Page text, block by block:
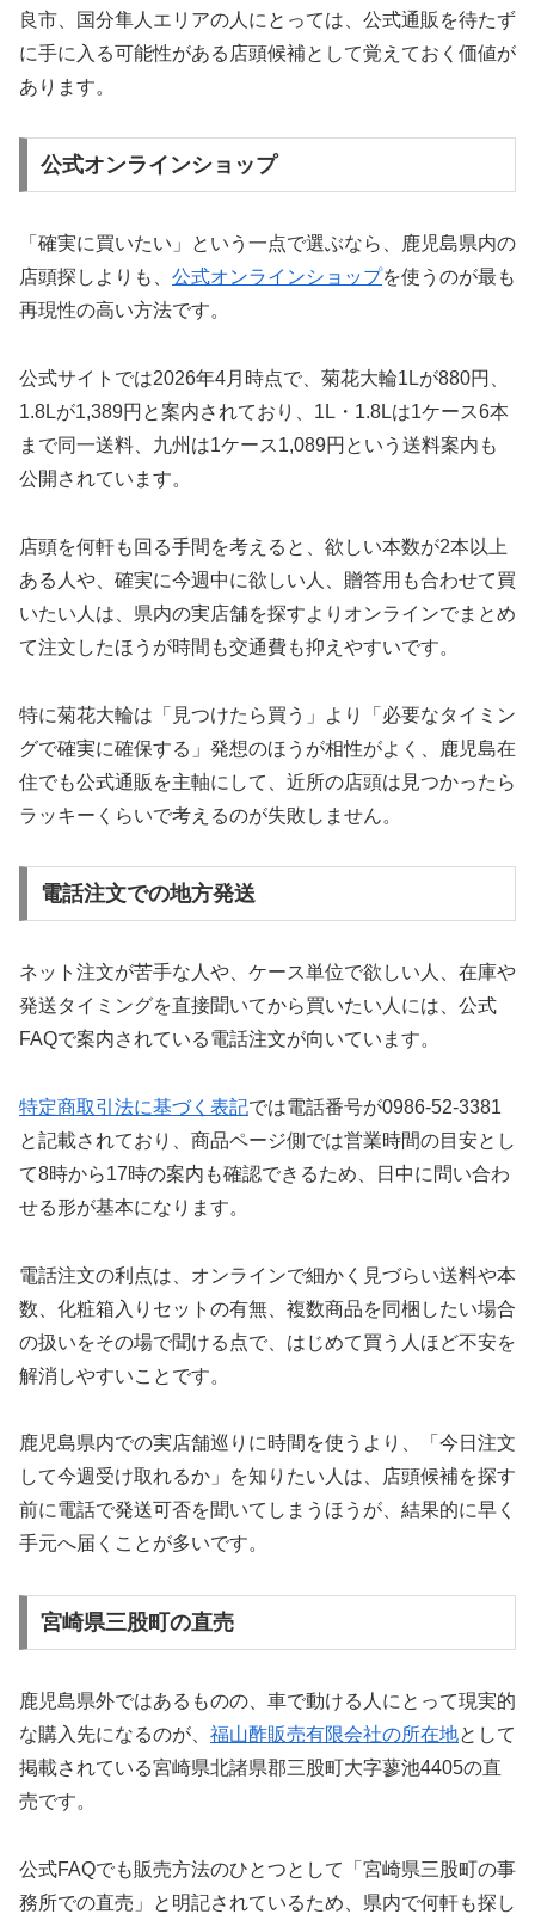
良市、国分隼人エリアの人にとっては、公式通販を待たず
に手に入る可能性がある店頭候補として覚えておく価値が
あります。
公式オンラインショップ
「確実に買いたい」という一点で選ぶなら、鹿児島県内の
店頭探しよりも、 公式オンラインショップを使うのが最も
再現性の高い方法です。
公式サイトでは2026年4月時点で、菊花大輪1Lが880円、
1.8Lが1,389円と案内されており、1L・1.8Lは1ケース6本
まで同一送料、九州は1ケース1,089円という送料案内も
公開されています。
店頭を何軒も回る手間を考えると、欲しい本数が2本以上
ある人や、確実に今週中に欲しい人、贈答用も合わせて買
いたい人は、県内の実店舗を探すよりオンラインでまとめ
て注文したほうが時間も交通費も抑えやすいです。
特に菊花大輪は「見つけたら買う」より「必要なタイミン
グで確実に確保する」発想のほうが相性がよく、鹿児島在
住でも公式通販を主軸にして、近所の店頭は見つかったら
ラッキーくらいで考えるのが失敗しません。
電話注文での地方発送
ネット注文が苦手な人や、ケース単位で欲しい人、在庫や
発送タイミングを直接聞いてから買いたい人には、公式
FAQで案内されている電話注文が向いています。
特定商取引法に基づく表記では電話番号が0986-52-3381
と記載されており、商品ページ側では営業時間の目安とし
て8時から17時の案内も確認できるため、日中に問い合わ
せる形が基本になります。
電話注文の利点は、オンラインで細かく見づらい送料や本
数、化粧箱入りセットの有無、複数商品を同梱したい場合
の扱いをその場で聞ける点で、はじめて買う人ほど不安を
解消しやすいことです。
鹿児島県内での実店舗巡りに時間を使うより、「今日注文
して今週受け取れるか」を知りたい人は、店頭候補を探す
前に電話で発送可否を聞いてしまうほうが、結果的に早く
手元へ届くことが多いです。
宮崎県三股町の直売
鹿児島県外ではあるものの、車で動ける人にとって現実的
な購入先になるのが、 福山酢販売有限会社の所在地として
掲載されている宮崎県北諸県郡三股町大字蓼池4405の直
売です。
公式FAQでも販売方法のひとつとして「宮崎県三股町の事
務所での直売」と明記されているため、県内で何軒も探し